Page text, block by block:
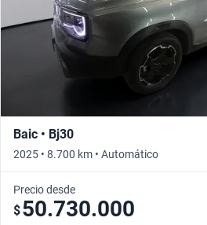
Baic • Bj30
2025 • 8.700 km • Automático
Precio desde
$50.730.000